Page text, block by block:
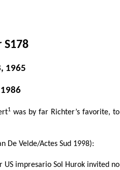
S178
1965
1 was by far Richter’s favorite, to
De Velde/Actes Sud 1998):
US impresario Sol Hurok invited no